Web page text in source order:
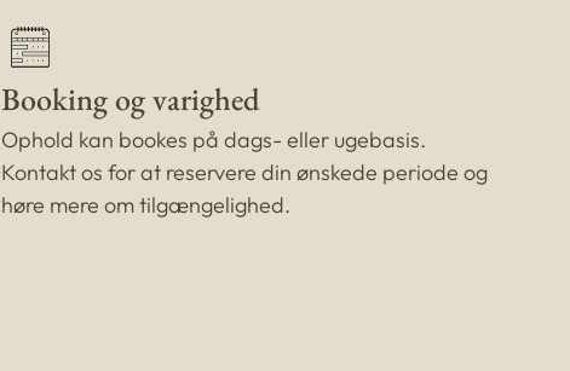
Booking og varighed
Ophold kan bookes på dags- eller ugebasis.
Kontakt os for at reservere din ønskede periode og
høre mere om tilgængelighed.